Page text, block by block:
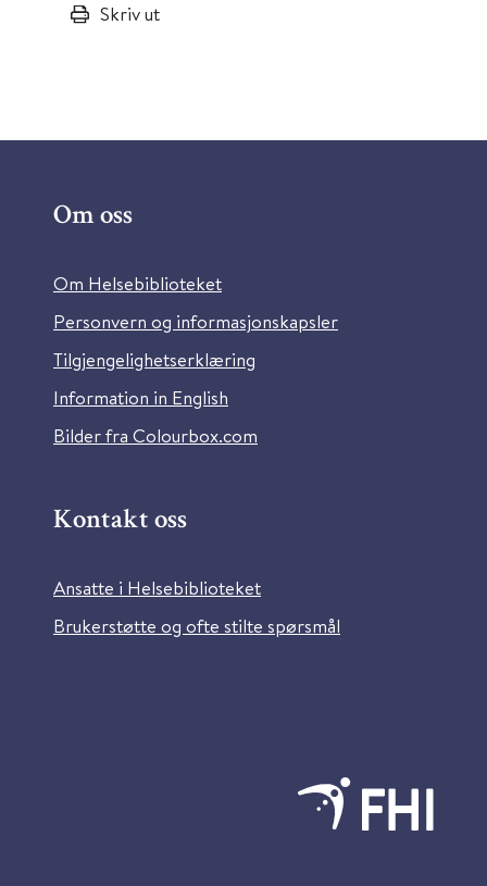
Skriv ut
Om oss
Om Helsebiblioteket
Personvern og informasjonskapsler
Tilgjengelighetserklæring
Information in English
Bilder fra Colourbox.com
Kontakt oss
Ansatte i Helsebiblioteket
Brukerstøtte og ofte stilte spørsmål